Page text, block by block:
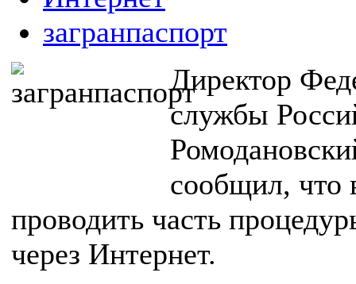
загранпаспорт
Директор
службы
сообщил, что
проводить часть
через Интернет.